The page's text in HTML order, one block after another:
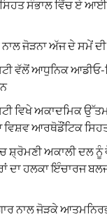
ਸਿਹਤ ਸੰਭਾਲ ਵਿੱਚ ਏ
ਨਾਲ ਜੋੜਨਾ ਅੱਜ ਦੇ ਸਮੇਂ
ਵੱਲੋਂ ਆਧੁਨਿਕ
ਵਿਖੇ ਅਕਾਦਮਿਕ
ਆਰਥੋਡੌਂਟਿਕ
ਸ਼੍ਰੋਮਣੀ ਅਕਾਲੀ ਦਲ ਨੂੰ
ਦਾ ਹਲਕਾ ਇੰਚਾਰਜ
ਨਾਲ ਜੋੜਕੇ